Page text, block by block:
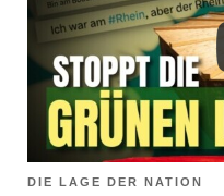
DIE LAGE DER NATION